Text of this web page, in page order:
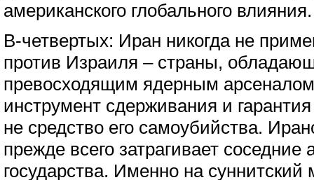
американского глобального влияния.
В-четвертых: Иран никогда не
против Израиля – страны,
превосходящим ядерным
инструмент сдерживания и
не средство его самоубийства.
прежде всего затрагивает соседние
государства. Именно на суннитский